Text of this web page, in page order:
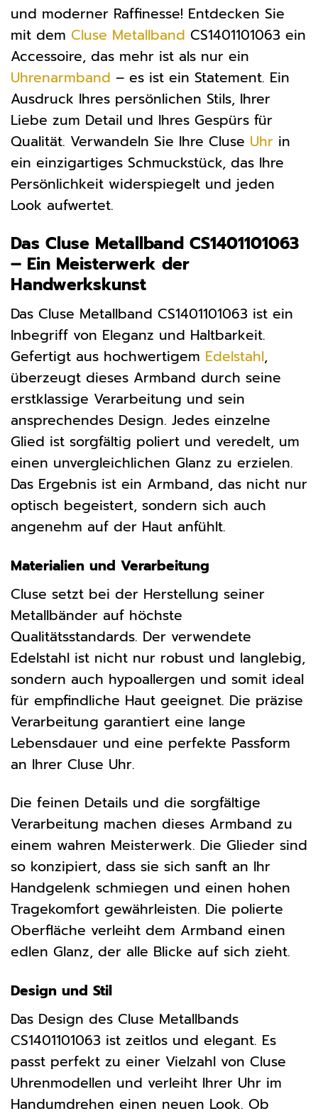
und moderner Raffinesse! Entdecken Sie
mit dem Cluse Metallband CS1401101063 ein
Accessoire, das mehr ist als nur ein
Uhrenarmband – es ist ein Statement. Ein
Ausdruck Ihres persönlichen Stils, Ihrer
Liebe zum Detail und Ihres Gespürs für
Qualität. Verwandeln Sie Ihre Cluse Uhr in
ein einzigartiges Schmuckstück, das Ihre
Persönlichkeit widerspiegelt und jeden
Look aufwertet.
Das Cluse Metallband CS1401101063
– Ein Meisterwerk der
Handwerkskunst
Das Cluse Metallband CS1401101063 ist ein
Inbegriff von Eleganz und Haltbarkeit.
Gefertigt aus hochwertigem Edelstahl,
überzeugt dieses Armband durch seine
erstklassige Verarbeitung und sein
ansprechendes Design. Jedes einzelne
Glied ist sorgfältig poliert und veredelt, um
einen unvergleichlichen Glanz zu erzielen.
Das Ergebnis ist ein Armband, das nicht nur
optisch begeistert, sondern sich auch
angenehm auf der Haut anfühlt.
Materialien und Verarbeitung
Cluse setzt bei der Herstellung seiner
Metallbänder auf höchste
Qualitätsstandards. Der verwendete
Edelstahl ist nicht nur robust und langlebig,
sondern auch hypoallergen und somit ideal
für empfindliche Haut geeignet. Die präzise
Verarbeitung garantiert eine lange
Lebensdauer und eine perfekte Passform
an Ihrer Cluse Uhr.
Die feinen Details und die sorgfältige
Verarbeitung machen dieses Armband zu
einem wahren Meisterwerk. Die Glieder sind
so konzipiert, dass sie sich sanft an Ihr
Handgelenk schmiegen und einen hohen
Tragekomfort gewährleisten. Die polierte
Oberfläche verleiht dem Armband einen
edlen Glanz, der alle Blicke auf sich zieht.
Design und Stil
Das Design des Cluse Metallbands
CS1401101063 ist zeitlos und elegant. Es
passt perfekt zu einer Vielzahl von Cluse
Uhrenmodellen und verleiht Ihrer Uhr im
Handumdrehen einen neuen Look. Ob